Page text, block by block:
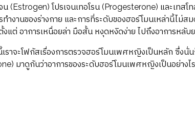
น (Estrogen) โปรเจนเทอโรน (Progesterone) และเทส
งานของร่างกาย และการที่ระดับของฮอร์โมนเหล่านี้ไม่ส
แต่ อาการเหนื่อยล่า มือสั้น หงุดหงิดง่าย ไปถึงอาการหลับ
เราจะโฟกัสเรื่องการตรวจฮอร์โมนเพศหญิงเป็นหลัก ซึ่งนั่
มาดูกันว่าอาการของระดับฮอร์โมนเพศหญิงเป็นอย่างไร